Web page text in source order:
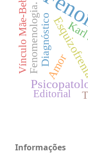
Amor
Fenomenologia.Diagnóstico
Editorial
Vínculo Mãe-Bebê
Informações